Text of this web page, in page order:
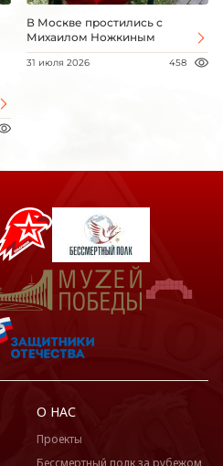
В Москве простились с
Михаилом Ножкиным
31 июля 2026 458
О НАС
Проекты
Бессмертный полк за рубежом